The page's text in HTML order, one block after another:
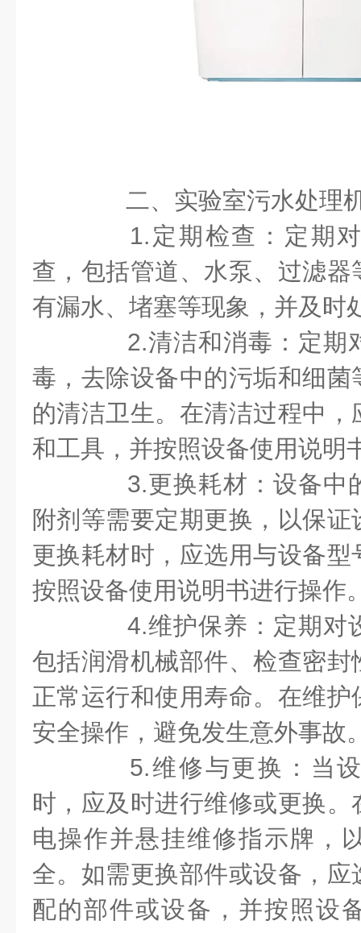
二、实验室污水处理
1.定期检查：定期对
查，包括管道、水泵、过滤
有漏水、堵塞等现象，并及时
2.清洁和消毒：定期
毒，去除设备中的污垢和细
的清洁卫生。在清洁过程中
和工具，并按照设备使用说明
3.更换耗材：设备中
附剂等需要定期更换，以保
更换耗材时，应选用与设备
按照设备使用说明书进行操作
4.维护保养：定期对
包括润滑机械部件、检查密
正常运行和使用寿命。在维
安全操作，避免发生意外事故
5.维修与更换：当设
时，应及时进行维修或更换
电操作并悬挂维修指示牌，
全。如需更换部件或设备，
配的部件或设备，并按照设